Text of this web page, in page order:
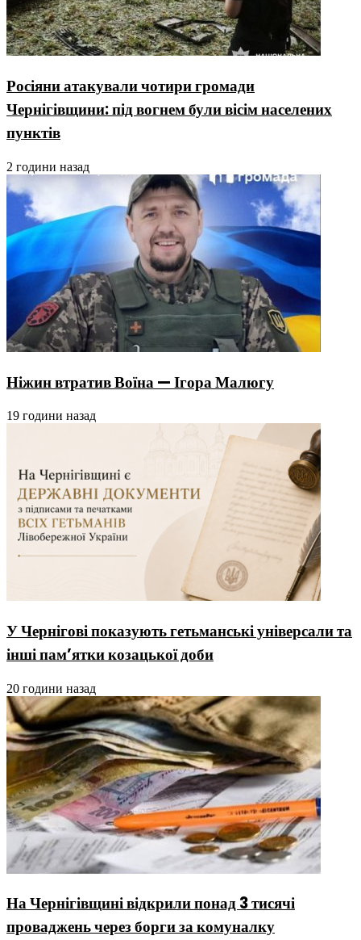
Росіяни атакували чотири громади
Чернігівщини: під вогнем були вісім населених
пунктів
2 години назад
Ніжин втратив Воїна — Ігора Малюгу
19 години назад
У Чернігові показують гетьманські універсали та
інші пам’ятки козацької доби
20 години назад
На Чернігівщині відкрили понад 3 тисячі
проваджень через борги за комуналку